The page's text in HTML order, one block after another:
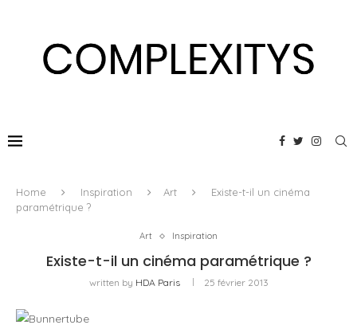
Home Inspiration Art
Existe-t-il un cinéma
paramétrique ?
Art Inspiration
Existe-t-il un cinéma paramétrique ?
written by HDA Paris 25 février 2013